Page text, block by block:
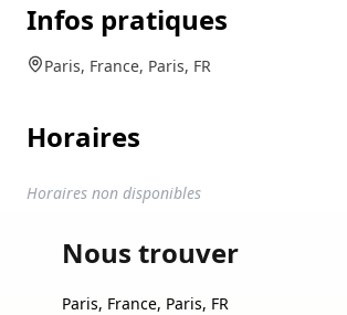
Infos pratiques
Paris, France, Paris, FR
Horaires
Horaires non disponibles
Nous trouver
Paris, France, Paris, FR